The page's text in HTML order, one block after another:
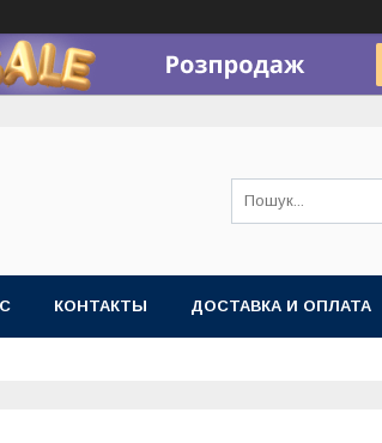
КОНТАКТЫ ДОСТАВКА И ОПЛАТА